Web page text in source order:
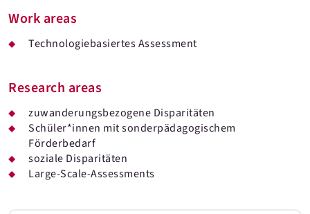
Work areas
Technologiebasiertes Assessment
Research areas
zuwanderungsbezogene Disparitäten
Schüler*innen mit sonderpädagogischem
Förderbedarf
soziale Disparitäten
Large-Scale-Assessments